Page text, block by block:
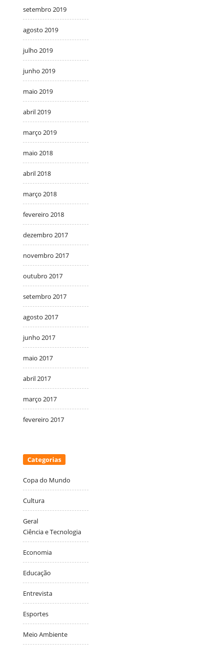
setembro 2019
agosto 2019
julho 2019
junho 2019
maio 2019
abril 2019
março 2019
maio 2018
abril 2018
março 2018
fevereiro 2018
dezembro 2017
novembro 2017
outubro 2017
setembro 2017
agosto 2017
junho 2017
maio 2017
abril 2017
março 2017
fevereiro 2017
Categorias
Copa do Mundo
Cultura
Geral
Ciência e Tecnologia
Economia
Educação
Entrevista
Esportes
Meio Ambiente